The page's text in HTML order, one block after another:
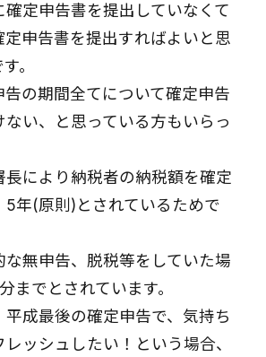
確定申告書を提出していなくて
定申告書を提出すればよいと思
。
の期間全てについて確定申告
ない、と思っている方もいらっ
長により納税者の納税額を確定
5年(原則)とされているためで
な無申告、脱税等をしていた場
までとされています。
成最後の確定申告で、気持ち
ッシュしたい！という場合、